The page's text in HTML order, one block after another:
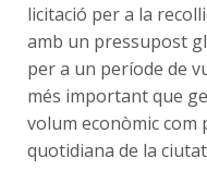
licitació per a la
amb un pressupost
per a un període de
més important que
volum econòmic com
quotidiana de la